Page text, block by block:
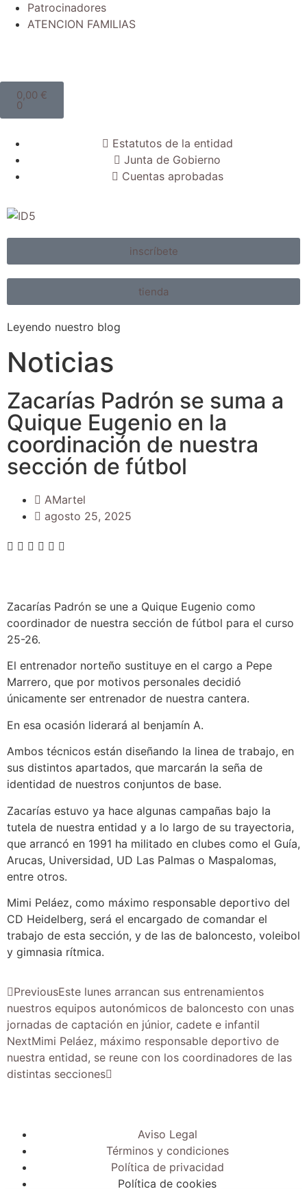
Patrocinadores
ATENCION FAMILIAS
0,00 €
0
Estatutos de la entidad
Junta de Gobierno
Cuentas aprobadas
inscríbete
tienda
Leyendo nuestro blog
Noticias
Zacarías Padrón se suma a
Quique Eugenio en la
coordinación de nuestra
sección de fútbol
AMartel
agosto 25, 2025
Zacarías Padrón se une a Quique Eugenio como
coordinador de nuestra sección de fútbol para el curso
25-26.
El entrenador norteño sustituye en el cargo a Pepe
Marrero, que por motivos personales decidió
únicamente ser entrenador de nuestra cantera.
En esa ocasión liderará al benjamín A.
Ambos técnicos están diseñando la linea de trabajo, en
sus distintos apartados, que marcarán la seña de
identidad de nuestros conjuntos de base.
Zacarías estuvo ya hace algunas campañas bajo la
tutela de nuestra entidad y a lo largo de su trayectoria,
que arrancó en 1991 ha militado en clubes como el Guía,
Arucas, Universidad, UD Las Palmas o Maspalomas,
entre otros.
Mimi Peláez, como máximo responsable deportivo del
CD Heidelberg, será el encargado de comandar el
trabajo de esta sección, y de las de baloncesto, voleibol
y gimnasia rítmica.
PreviousEste lunes arrancan sus entrenamientos
nuestros equipos autonómicos de baloncesto con unas
jornadas de captación en júnior, cadete e infantil
NextMimi Peláez, máximo responsable deportivo de
nuestra entidad, se reune con los coordinadores de las
distintas secciones
Aviso Legal
Términos y condiciones
Política de privacidad
Política de cookies